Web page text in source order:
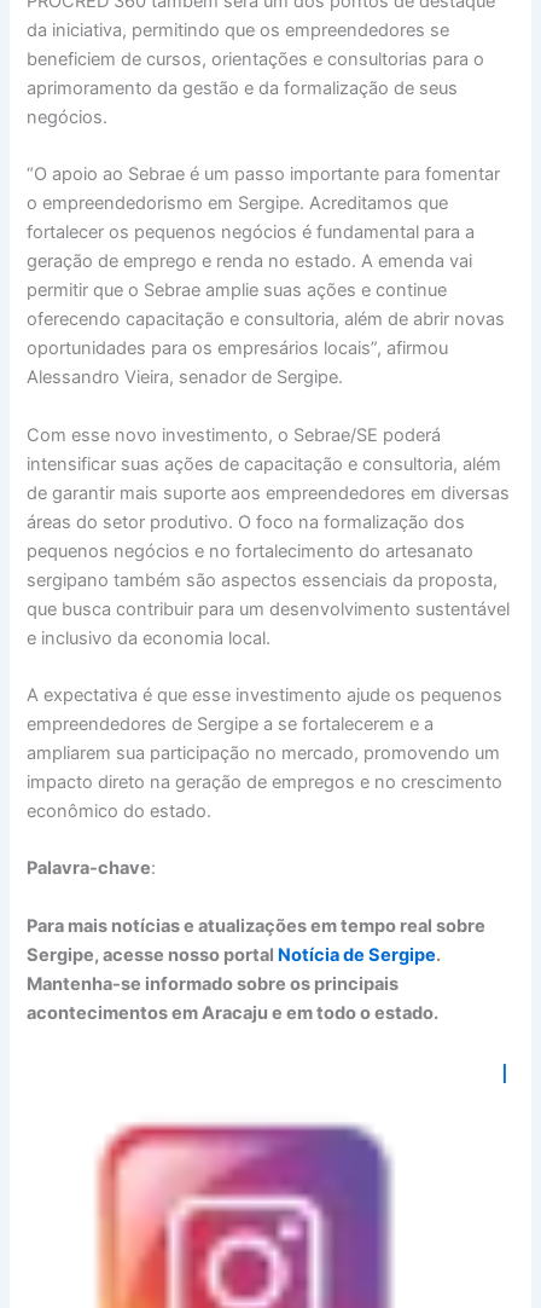
da iniciativa, permitindo que os empreendedores se
beneficiem de cursos, orientações e consultorias para o
aprimoramento da gestão e da formalização de seus
negócios.
“O apoio ao Sebrae é um passo importante para fomentar
o empreendedorismo em Sergipe. Acreditamos que
fortalecer os pequenos negócios é fundamental para a
geração de emprego e renda no estado. A emenda vai
permitir que o Sebrae amplie suas ações e continue
oferecendo capacitação e consultoria, além de abrir novas
oportunidades para os empresários locais”, afirmou
Alessandro Vieira, senador de Sergipe.
Com esse novo investimento, o Sebrae/SE poderá
intensificar suas ações de capacitação e consultoria, além
de garantir mais suporte aos empreendedores em diversas
áreas do setor produtivo. O foco na formalização dos
pequenos negócios e no fortalecimento do artesanato
sergipano também são aspectos essenciais da proposta,
que busca contribuir para um desenvolvimento sustentável
e inclusivo da economia local.
A expectativa é que esse investimento ajude os pequenos
empreendedores de Sergipe a se fortalecerem e a
ampliarem sua participação no mercado, promovendo um
impacto direto na geração de empregos e no crescimento
econômico do estado.
Palavra-chave:
Para mais notícias e atualizações em tempo real sobre
Sergipe, acesse nosso portal Notícia de Sergipe.
Mantenha-se informado sobre os principais
acontecimentos em Aracaju e em todo o estado.
I